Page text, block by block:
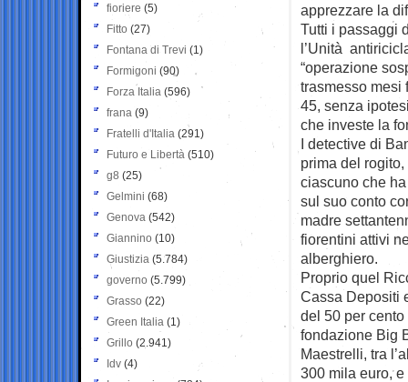
apprezzare la
Tutti i passaggi
l’Unità
“operazione
trasmesso mesi
45, senza
che investe la
I detective di
prima del
ciascuno che
sul suo conto
madre
fiorentini attivi
alberghiero.
Proprio quel
Cassa Depositi
del 50 per
fondazione Big
Maestrelli, tra
300 mila euro,
fioriere (5)
Fitto (27)
Fontana di Trevi (1)
Formigoni (90)
Forza Italia (596)
frana (9)
Fratelli d'Italia (291)
Futuro e Libertà (510)
g8 (25)
Gelmini (68)
Genova (542)
Giannino (10)
Giustizia (5.784)
governo (5.799)
Grasso (22)
Green Italia (1)
Grillo (2.941)
Idv (4)